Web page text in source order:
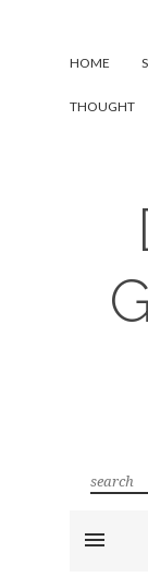
HOME
THOUGHT